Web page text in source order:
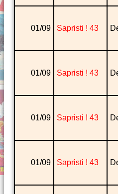
01/09 Sapristi ! 43
01/09 Sapristi ! 43
01/09 Sapristi ! 43
01/09 Sapristi ! 43